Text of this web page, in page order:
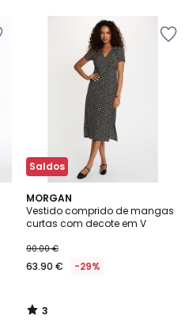
Saldos
MORGAN
Vestido comprido de mangas
curtas com decote em V
90.00 €
63.90 € -29%
3
/
5
3
/